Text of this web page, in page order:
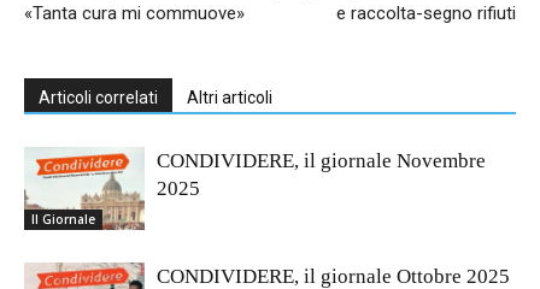
«Tanta cura mi commuove»
e raccolta-segno rifiuti
Articoli correlati Altri articoli
Il Giornale
CONDIVIDERE, il giornale Novembre
2025
CONDIVIDERE, il giornale Ottobre 2025